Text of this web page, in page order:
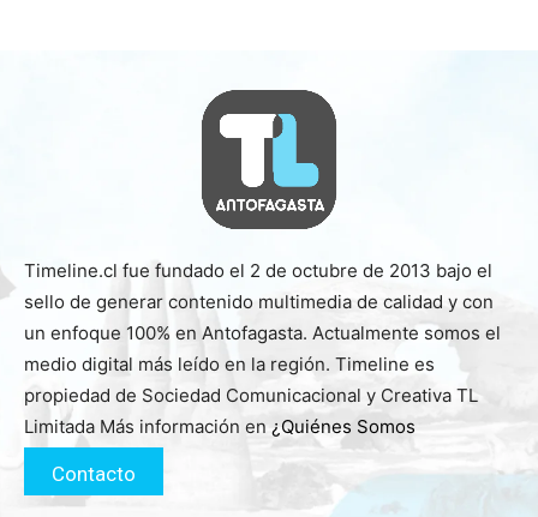
Timeline.cl fue fundado el 2 de octubre de 2013 bajo el
sello de generar contenido multimedia de calidad y con
un enfoque 100% en Antofagasta. Actualmente somos el
medio digital más leído en la región. Timeline es
propiedad de Sociedad Comunicacional y Creativa TL
Limitada Más información en ¿Quiénes Somos
Contacto